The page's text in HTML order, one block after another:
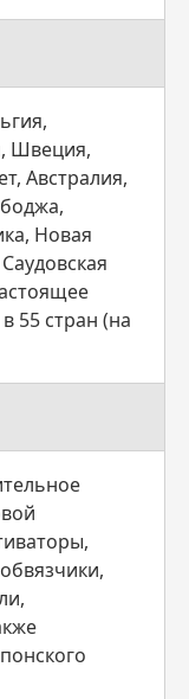
Швеция,
Австралия,
Новая
55 стран (на